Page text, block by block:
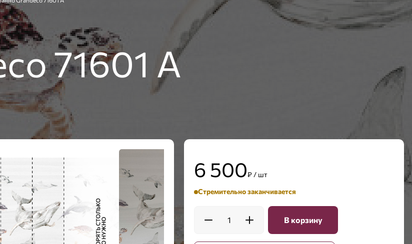
71601 A
6 500₽ / шт
Стремительно заканчивается
1 В корзину